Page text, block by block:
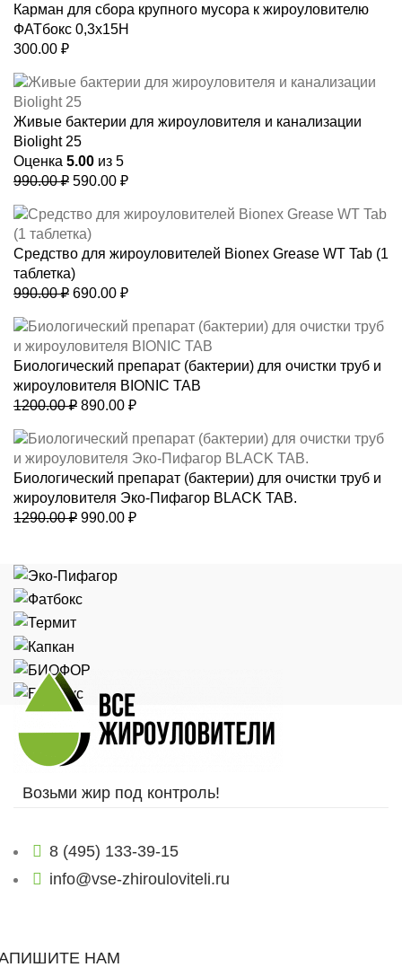
Карман для сбора крупного мусора к жироуловителю
ФАТбокс 0,3х15Н
300.00 ₽
Живые бактерии для жироуловителя и канализации
Biolight 25
Оценка 5.00 из 5
990.00₽ Первоначальная
составляла
990.00 ₽.
590.00 ₽Текущая
590.00 ₽.
Средство для жироуловителей Bionex Grease WT Tab (1
таблетка)
990.00₽ Первоначальная
составляла
990.00 ₽.
690.00 ₽Текущая
690.00 ₽.
Биологический препарат (бактерии) для очистки труб и
жироуловителя BIONIC TAB
1200.00₽ Первоначальная
составляла
1200.00 ₽.
890.00 ₽Текущая
890.00 ₽.
Биологический препарат (бактерии) для очистки труб и
жироуловителя Эко-Пифагор BLACK TAB.
1290.00₽ Первоначальная
1290.00 ₽.
990.00 ₽Текущая
Возьми жир под контроль!
8 (495) 133-39-15
info@vse-zhirouloviteli.ru
НАМ